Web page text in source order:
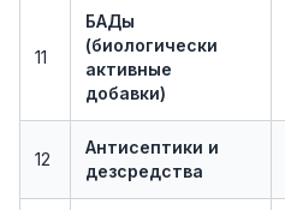
11
БАДы
(биологически
активные
добавки)
12
Антисептики и
дезсредства